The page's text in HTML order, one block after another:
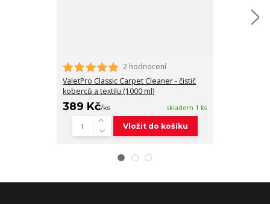
2 hodnocení
ValetPro Classic Carpet Cleaner - čistič
koberců a textilu (1000 ml)
389 Kč/ks skladem 1 ks
Vložit do košíku